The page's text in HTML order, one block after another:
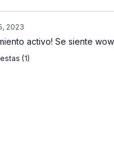
2023
activo! Se siente
(1)